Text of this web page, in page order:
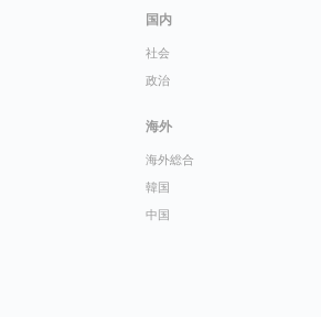
国内
社会
政治
海外
海外総合
韓国
中国